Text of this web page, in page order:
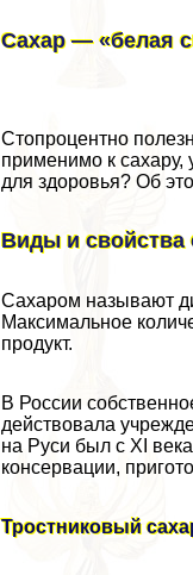
Сахар — «белая
Стопроцентно
применимо к сахару,
для здоровья? Об
Виды и свойства
Сахаром называют
Максимальное
продукт.
В России
действовала
на Руси был с XI
консервации,
Тростниковый